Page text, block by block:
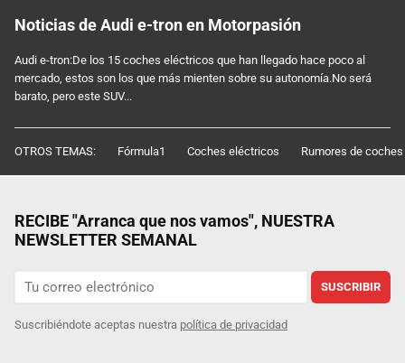
Noticias de Audi e-tron en Motorpasión
Audi e-tron:De los 15 coches eléctricos que han llegado hace poco al
mercado, estos son los que más mienten sobre su autonomía.No será
barato, pero este SUV...
OTROS TEMAS: Fórmula1 Coches eléctricos Rumores de coches
RECIBE "Arranca que nos vamos", NUESTRA
NEWSLETTER SEMANAL
SUSCRIBIR
Suscribiéndote aceptas nuestra política de privacidad